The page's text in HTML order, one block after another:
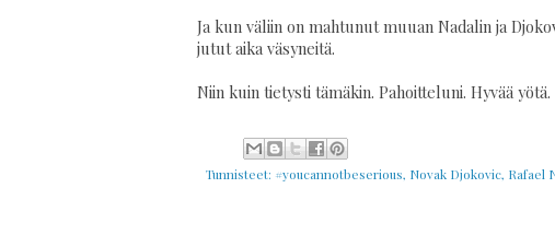
Ja kun väliin on mahtunut muuan Nadalin ja
jutut aika väsyneitä.
Niin kuin tietysti tämäkin. Pahoitteluni. Hyvää yötä.
Tunnisteet: #youcannotbeserious, Novak Djokovic, Rafael